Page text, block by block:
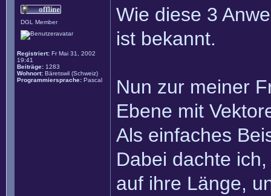
DGL Member
Registriert: Fr Mai 31, 2002
19:41
Beiträge: 1283
Wohnort: Bäretswil (Schweiz)
Programmiersprache: Pascal
Wie diese 3
ist bekannt.
Nun zur meiner
Ebene mit
Als einfaches
Dabei dachte
auf ihre Länge,